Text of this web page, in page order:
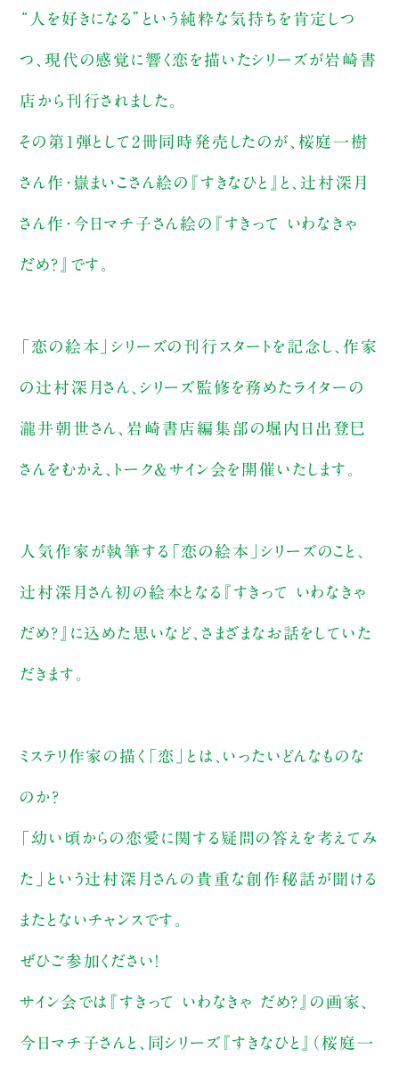
“人を好きになる”という純粋な気持ちを肯定しつ
つ、現代の感覚に響く恋を描いたシリーズが岩崎書
店から刊行されました。
その第1弾として2冊同時発売したのが、桜庭一樹
さん作・嶽まいこさん絵の『すきなひと』と、辻村深月
さん作・今日マチ子さん絵の『すきって いわなきゃ
だめ？』です。
「恋の絵本」シリーズの刊行スタートを記念し、作家
の辻村深月さん、シリーズ監修を務めたライターの
瀧井朝世さん、岩崎書店編集部の堀内日出登巳
さんをむかえ、トーク&サイン会を開催いたします。
人気作家が執筆する「恋の絵本」シリーズのこと、
辻村深月さん初の絵本となる『すきって いわなきゃ
だめ？』に込めた思いなど、さまざまなお話をしていた
だきます。
ミステリ作家の描く「恋」とは、いったいどんなものな
のか？
「幼い頃からの恋愛に関する疑問の答えを考えてみ
た」という辻村深月さんの貴重な創作秘話が聞ける
またとないチャンスです。
ぜひご参加ください！
サイン会では『すきって いわなきゃ だめ？』の画家、
今日マチ子さんと、同シリーズ『すきなひと』（桜庭一